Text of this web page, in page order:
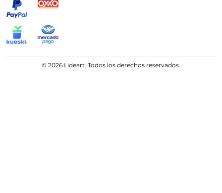
© 2026 Lideart. Todos los derechos reservados.